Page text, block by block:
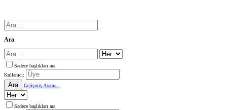
Ara
Sadece başlıkları ara
Kullanıcı:
Ara Gelişmiş Arama...
Sadece başlıkları ara